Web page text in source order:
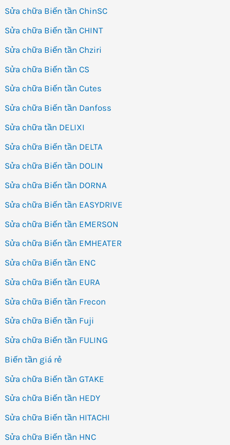
Sửa chữa Biến tần ChinSC
Sửa chữa Biến tần CHINT
Sửa chữa Biến tần Chziri
Sửa chữa Biến tần CS
Sửa chữa Biến tần Cutes
Sửa chữa Biến tần Danfoss
Sửa chữa tần DELIXI
Sửa chữa Biến tần DELTA
Sửa chữa Biến tần DOLIN
Sửa chữa Biến tần DORNA
Sửa chữa Biến tần EASYDRIVE
Sửa chữa Biến tần EMERSON
Sửa chữa Biến tần EMHEATER
Sửa chữa Biến tần ENC
Sửa chữa Biến tần EURA
Sửa chữa Biến tần Frecon
Sửa chữa Biến tần Fuji
Sửa chữa Biến tần FULING
Biến tần giá rẻ
Sửa chữa Biến tần GTAKE
Sửa chữa Biến tần HEDY
Sửa chữa Biến tần HITACHI
Sửa chữa Biến tần HNC